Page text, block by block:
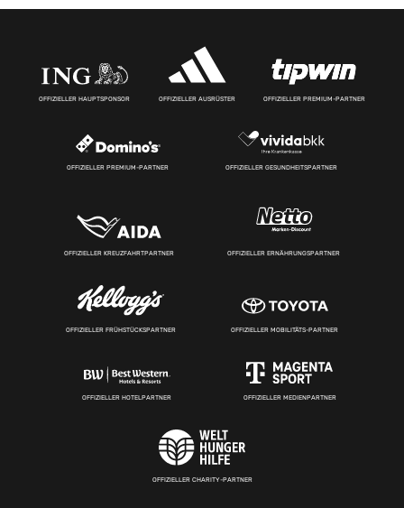
OFFIZIELLER HAUPTSPONSOR OFFIZIELLER AUSRÜSTER OFFIZIELLER PREMIUM-PARTNER
OFFIZIELLER PREMIUM-PARTNER OFFIZIELLER GESUNDHEITSPARTNER
OFFIZIELLER KREUZFAHRTPARTNER OFFIZIELLER ERNÄHRUNGSPARTNER
OFFIZIELLER FRÜHSTÜCKSPARTNER OFFIZIELLER MOBILITÄTS-PARTNER
OFFIZIELLER HOTELPARTNER OFFIZIELLER MEDIENPARTNER
OFFIZIELLER CHARITY-PARTNER